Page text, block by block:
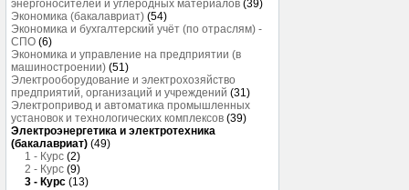
энергоносителей и углеродных материалов (39)
Экономика (бакалавриат) (54)
Экономика и бухгалтерский учёт (по отраслям) -
СПО (6)
Экономика и управление на предприятии (в
машиностроении) (51)
Электрооборудование и электрохозяйство
предприятий, организаций и учреждений (31)
Электропривод и автоматика промышленных
установок и технологических комплексов (39)
Электроэнергетика и электротехника
(бакалавриат) (49)
1 - Курс (2)
2 - Курс (9)
3 - Курс (13)